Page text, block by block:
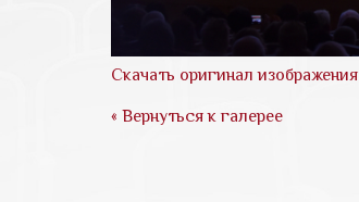
Скачать оригинал изображения
« Вернуться к галерее